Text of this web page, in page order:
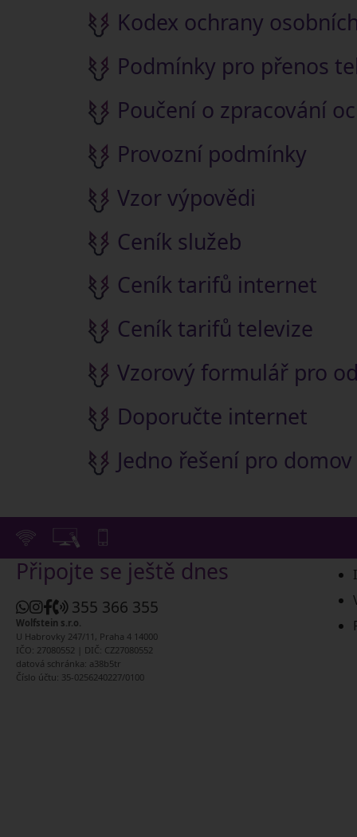
Kodex ochrany
Podmínky pro přenos
Poučení o zpracování
Provozní podmínky
Vzor výpovědi
Ceník služeb
Ceník tarifů internet
Ceník tarifů televize
Vzorový formulář pro
Doporučte internet
Jedno řešení pro
Připojte se ještě dnes
355 366 355
Wolfstein s.r.o.
U Habrovky 247/11, Praha 4 14000
IČO: 27080552 | DIČ: CZ27080552
datová schránka: a38b5tr
Číslo účtu: 35-0256240227/0100